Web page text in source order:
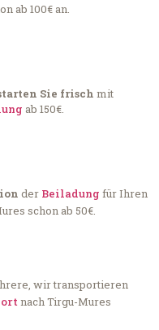
ab 100€ an.
Sie frisch mit
ab 150€.
der Beiladung für Ihren
schon ab 50€.
wir transportieren
nach Tirgu-Mures